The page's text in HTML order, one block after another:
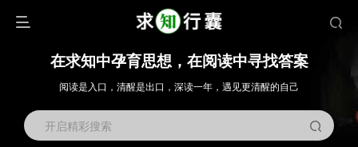
在求知中孕育思想，在阅读中寻找答案
阅读是入口，清醒是出口，深读一年，遇见更清醒的自己
开启精彩搜索